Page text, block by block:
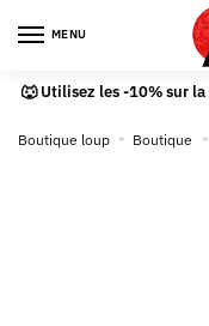
MENU
🐺 Utilisez les -10% sur la
Boutique loup » Boutique »